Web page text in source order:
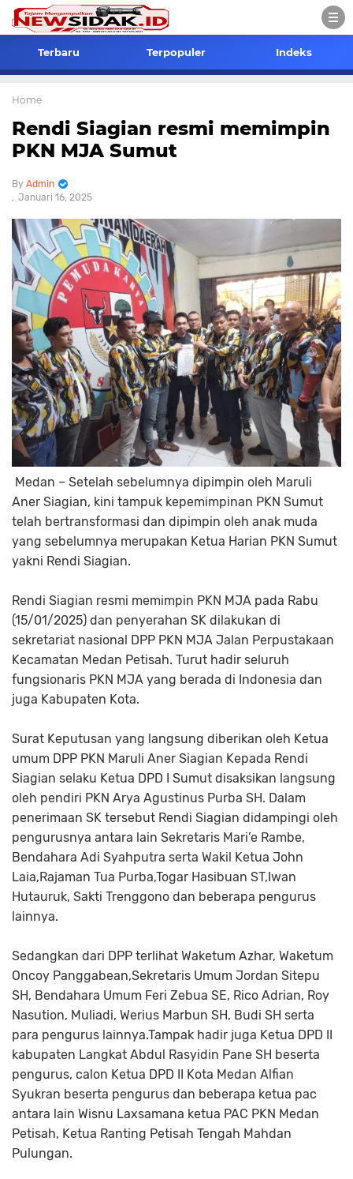
Terbaru Terpopuler Indeks
Home
Rendi Siagian resmi memimpin
PKN MJA Sumut
Admin
Januari 16, 2025
Medan – Setelah sebelumnya dipimpin oleh Maruli
Aner Siagian, kini tampuk kepemimpinan PKN Sumut
telah bertransformasi dan dipimpin oleh anak muda
yang sebelumnya merupakan Ketua Harian PKN Sumut
yakni Rendi Siagian.
Rendi Siagian resmi memimpin PKN MJA pada Rabu
(15/01/2025) dan penyerahan SK dilakukan di
sekretariat nasional DPP PKN MJA Jalan Perpustakaan
Kecamatan Medan Petisah. Turut hadir seluruh
fungsionaris PKN MJA yang berada di Indonesia dan
juga Kabupaten Kota.
Surat Keputusan yang langsung diberikan oleh Ketua
umum DPP PKN Maruli Aner Siagian Kepada Rendi
Siagian selaku Ketua DPD I Sumut disaksikan langsung
oleh pendiri PKN Arya Agustinus Purba SH. Dalam
penerimaan SK tersebut Rendi Siagian didampingi oleh
pengurusnya antara lain Sekretaris Mari’e Rambe,
Bendahara Adi Syahputra serta Wakil Ketua John
Laia,Rajaman Tua Purba,Togar Hasibuan ST,Iwan
Hutauruk, Sakti Trenggono dan beberapa pengurus
lainnya.
Sedangkan dari DPP terlihat Waketum Azhar, Waketum
Oncoy Panggabean,Sekretaris Umum Jordan Sitepu
SH, Bendahara Umum Feri Zebua SE, Rico Adrian, Roy
Nasution, Muliadi, Werius Marbun SH, Budi SH serta
para pengurus lainnya.Tampak hadir juga Ketua DPD II
kabupaten Langkat Abdul Rasyidin Pane SH beserta
pengurus, calon Ketua DPD II Kota Medan Alfian
Syukran beserta pengurus dan beberapa ketua pac
antara lain Wisnu Laxsamana ketua PAC PKN Medan
Petisah, Ketua Ranting Petisah Tengah Mahdan
Pulungan.